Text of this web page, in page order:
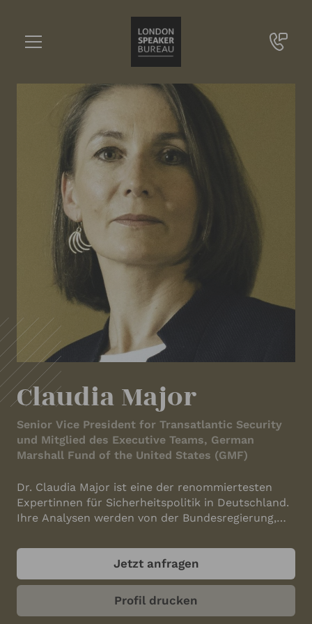
Claudia Major
•••
Claudia Major
Senior Vice President for Transatlantic Security
und Mitglied des Executive Teams, German
Marshall Fund of the United States (GMF)
Dr. Claudia Major ist eine der renommiertesten
Expertinnen für Sicherheitspolitik in Deutschland.
Ihre Analysen werden von der Bundesregierung,
gleichermaßen nachgefragt. Seit März 2025
unterstützt sie als Senior Vice President für
Transatlantische Sicherheitsinitiativen das
Executive Team der unabhängigen US-Denkfabrik
Jetzt anfragen
Profil drucken
Sie haben Fragen?
+49 721 9209 8228
Claudia Major
Online Anfrage
IHRE KONTAKTDATEN
Ihr Name
ANGABEN ZUM REDNER